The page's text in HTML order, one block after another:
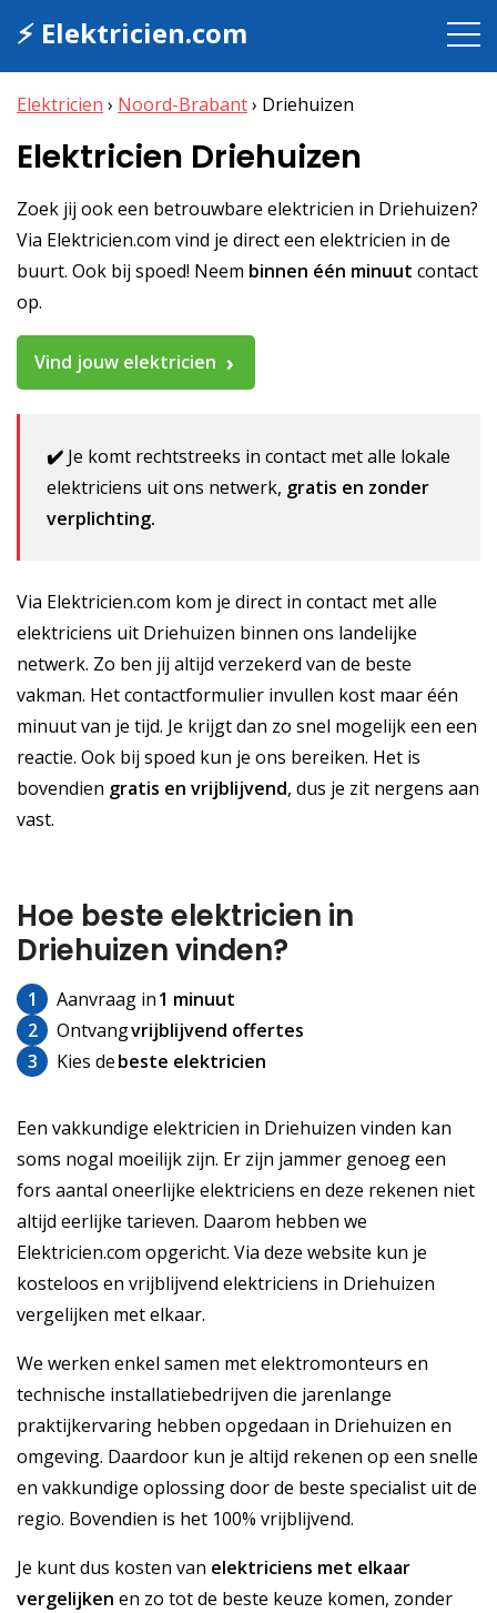
⚡ Elektricien.com
Elektricien › Noord-Brabant› Driehuizen
Elektricien Driehuizen
Zoek jij ook een betrouwbare elektricien in Driehuizen?
Via Elektricien.com vind je direct een elektricien in de
buurt. Ook bij spoed! Neem binnen één minuut contact
op.
Vind jouw elektricien
✔️ Je komt rechtstreeks in contact met alle lokale
elektriciens uit ons netwerk, gratis en zonder
verplichting.
Via Elektricien.com kom je direct in contact met alle
elektriciens uit Driehuizen binnen ons landelijke
netwerk. Zo ben jij altijd verzekerd van de beste
vakman. Het contactformulier invullen kost maar één
minuut van je tijd. Je krijgt dan zo snel mogelijk een een
reactie. Ook bij spoed kun je ons bereiken. Het is
bovendien gratis en vrijblijvend, dus je zit nergens aan
vast.
Hoe beste elektricien in
Driehuizen vinden?
1 Aanvraag in1 minuut
2
Ontvangvrijblijvend offertes
3
Kies debeste elektricien
Een vakkundige elektricien in Driehuizen vinden kan
soms nogal moeilijk zijn. Er zijn jammer genoeg een
fors aantal oneerlijke elektriciens en deze rekenen niet
altijd eerlijke tarieven. Daarom hebben we
Elektricien.com opgericht. Via deze website kun je
kosteloos en vrijblijvend elektriciens in Driehuizen
vergelijken met elkaar.
We werken enkel samen met elektromonteurs en
technische installatiebedrijven die jarenlange
praktijkervaring hebben opgedaan in Driehuizen en
omgeving. Daardoor kun je altijd rekenen op een snelle
en vakkundige oplossing door de beste specialist uit de
regio. Bovendien is het 100% vrijblijvend.
Je kunt dus kosten van elektriciens met elkaar
vergelijken en zo tot de beste keuze komen, zonder